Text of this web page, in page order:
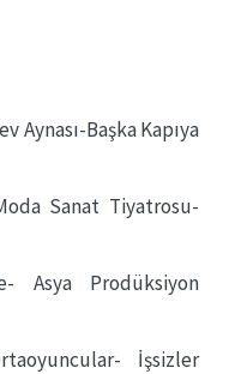
Aynası-Başka Kapıya
Sanat Tiyatrosu-
Asya Prodüksiyon
İşsizler